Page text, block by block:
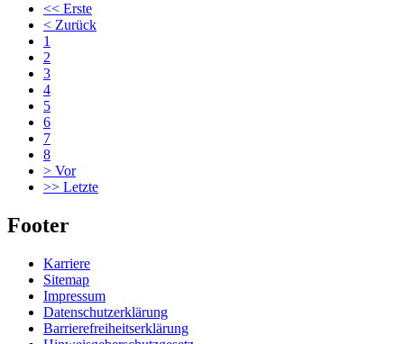
<< Erste
< Zurück
1
2
3
4
5
6
7
8
> Vor
>> Letzte
Footer
Karriere
Sitemap
Impressum
Datenschutzerklärung
Barrierefreiheitserklärung